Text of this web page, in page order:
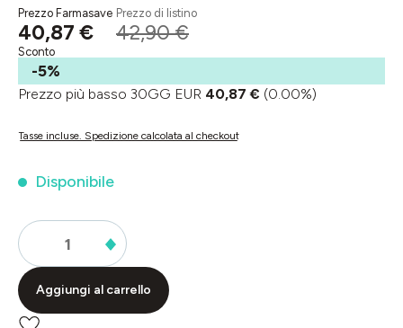
Prezzo Farmasave
40,87 €
Prezzo di listino
42,90 €
Sconto
-5%
Prezzo più basso 30GG EUR 40,87 € (0.00%)
Tasse incluse. Spedizione calcolata al checkout
Disponibile
Aggiungi al carrello